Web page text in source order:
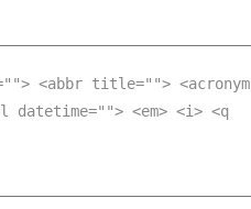
<abbr title=""> <acronym
<em> <i> <q